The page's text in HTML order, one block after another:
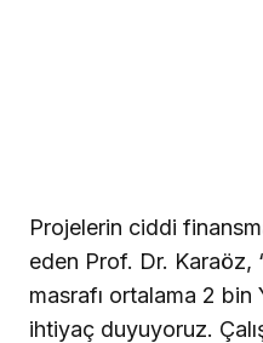
Projelerin ciddi
eden Prof. Dr. Karaöz,
masrafı ortalama 2
ihtiyaç duyuyoruz.